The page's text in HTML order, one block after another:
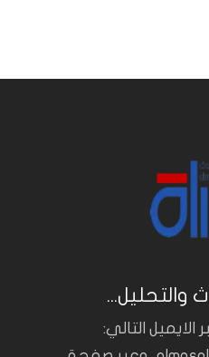
والتحليل...
الايميل التالي: